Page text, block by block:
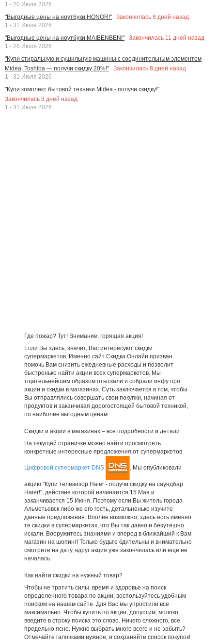
1 - 20 Июля 2026
"Выгодные цены на ноутбуки HONOR!"
Закончилась 8 дней назад
1 - 31 Июля 2026
"Выгодные цены на ноутбуки MAIBENBEN!"
Закончилась 11 дней назад
1 - 28 Июля 2026
"Купи стиральную и сушильную машины с соединительным элементом
Midea, Toshiba — получи скидку 20%!"
Закончилась 8 дней назад
1 - 31 Июля 2026
"Купи комплект бытовой техники Midea - получи скидку!"
Закончилась 8 дней назад
1 - 31 Июля 2026
Где пожар? Тут! Внимание, горящая акция!
Если Вы здесь, значит, Вас интересуют скидки
супермаркетов. Именно сайт Скидка Онлайн призван
помочь Вам снизить ежедневные расходы и позволит
быстренько найти акции всех супермаркетов. Мы
тщательнейшим образом отыскали и собрали инфу про
акции и скидки в магазинах. Суть заключается в том, чтобы
Вы отправлялись совершать свои покупки, начиная от
продуктов и заканчивая дорогостоящей бытовой техникой,
по наиболее выгодным ценам.
Скидки и акции в магазинах – все подробности и детали
На текущей страничке можно найти просмотреть
конкретные интересные предложения от супермаркетов
Цифровой супермаркет DNS . Мы опубликовали
акцию "Купи телевизор Haier - получи скидку на саундбар
Haier!", действие которой начинается 15 Мая и
заканчивается 15 Июня. Поэтому если Вы житель города
Альметьевск либо же его гость, детальненько изучите
данные предложения. Вполне возможно, здесь есть именно
те скидки в супермаркетах, что Вы так давно и безутешно
искали. Вооружитесь знаниями и вперед в ближайший к Вам
магазин на шопинг! Только будьте бдительны и внимательно
смотрите на дату, вдруг акция уже закончилась или еще не
началась.
Как найти скидки на нужный товар?
Чтобы не тратить силы, время и здоровье на поиск
определенного товара по акции, воспользуйтесь удобным
поиском на нашем сайте. Для Вас мы упростили все
максимально. Чтобы купить по акции, допустим, молоко,
введите в строку поиска это слово. Ничего сложного, все
предельно ясно. Нужно выбрать много всего и не забыть?
Отмечайте галочками нужное, и сохраняйте список покупок!